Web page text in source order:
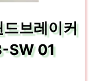
브레이커
SW 01